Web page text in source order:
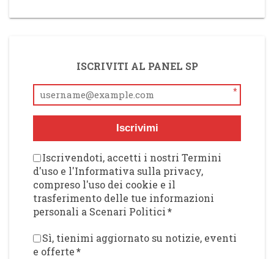
ISCRIVITI AL PANEL SP
*
Iscrivimi
Iscrivendoti, accetti i nostri Termini
d'uso e l'Informativa sulla privacy,
compreso l'uso dei cookie e il
trasferimento delle tue informazioni
personali a Scenari Politici*
Sì, tienimi aggiornato su notizie, eventi
e offerte*